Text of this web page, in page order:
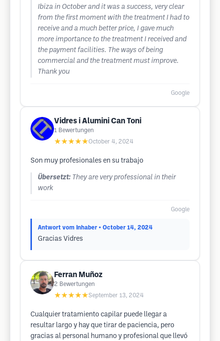
Ibiza in October and it was a success, very clear
from the first moment with the treatment I had to
receive and a much better price, I gave much
more importance to the treatment I received and
the payment facilities. The ways of being
commercial and the treatment must improve.
Thank you
Google
Vidres i Alumini Can Toni
1 Bewertungen
★★★★★October 4, 2024
Son muy profesionales en su trabajo
Übersetzt: They are very professional in their
work
Google
Antwort vom Inhaber • October 14, 2024
Gracias Vidres
Ferran Muñoz
2 Bewertungen
★★★★★September 13, 2024
Cualquier tratamiento capilar puede llegar a
resultar largo y hay que tirar de paciencia, pero
gracias al personal humano y profesional que llevó